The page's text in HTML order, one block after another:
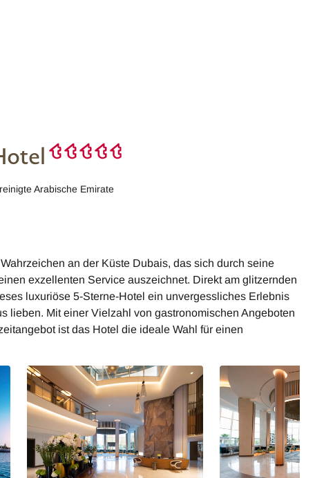
Arabische Emirate
an der Küste Dubais, das sich durch seine
exzellenten Service auszeichnet. Direkt am glitzernden
luxuriöse 5-Sterne-Hotel ein unvergessliches Erlebnis
lieben. Mit einer Vielzahl von gastronomischen Angeboten
ist das Hotel die ideale Wahl für einen